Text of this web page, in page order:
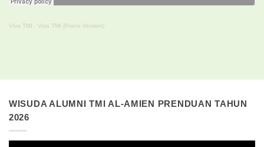
Viva TMI · Viva TMI (Piano Version)
WISUDA ALUMNI TMI AL-AMIEN PRENDUAN TAHUN
2026